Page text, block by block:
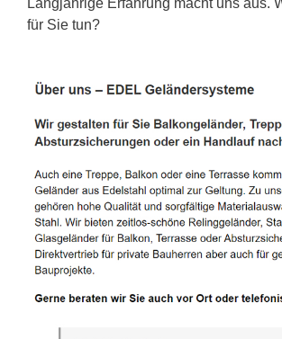
Langjährige Erfahrung macht uns aus.
für Sie tun?